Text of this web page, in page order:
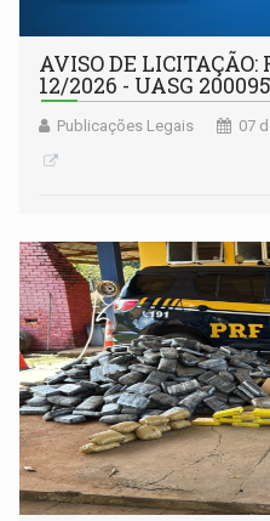
AVISO DE
12/2026 - UASG 200095
Publicações Legais 07